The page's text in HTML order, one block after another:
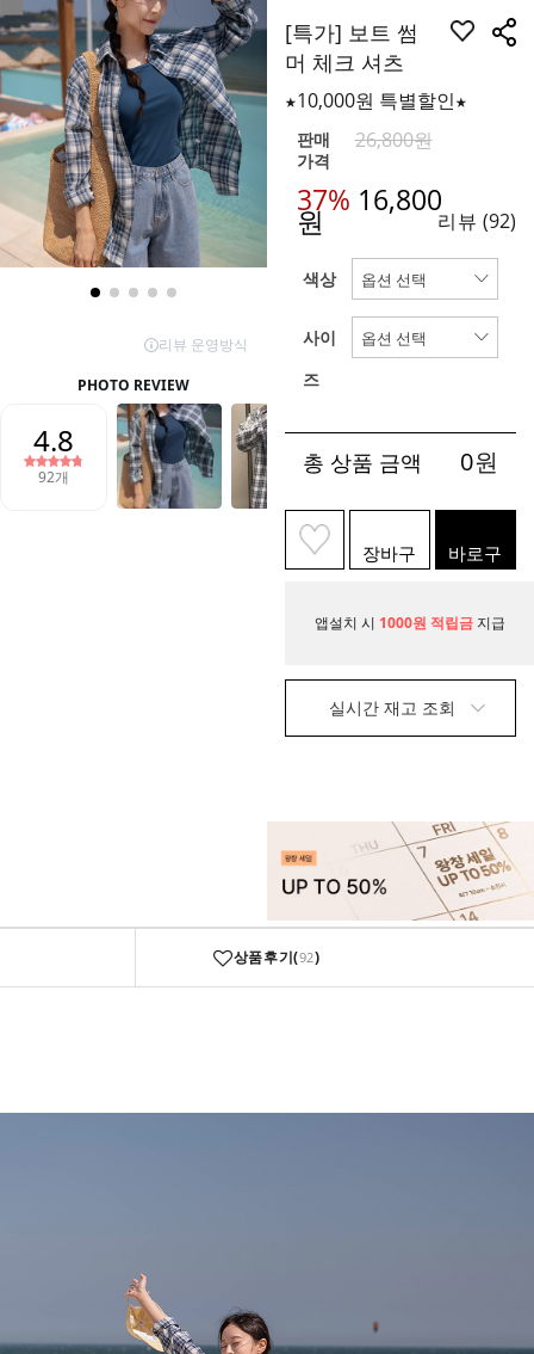
[특가] 보트 썸
머 체크 셔츠
★10,000원 특별할인★
판매
가격
26,800원
37% 16,800
원 리뷰 (92)
색상
사이
즈
총 상품 금액 0원
장바구
니
바로구
매
앱설치 시 1000원 적립금 지급
실시간 재고 조회
상품후기(92)